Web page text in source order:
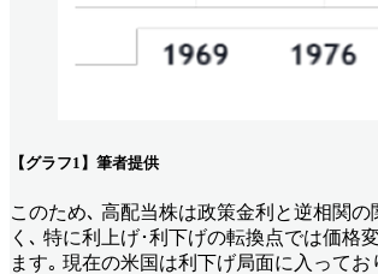
【グラフ1】筆者提供
このため､ 高配当株は政策金利と逆相関の
く､ 特に利上げ･利下げの転換点では価格
ます｡ 現在の米国は利下げ局面に入ってお